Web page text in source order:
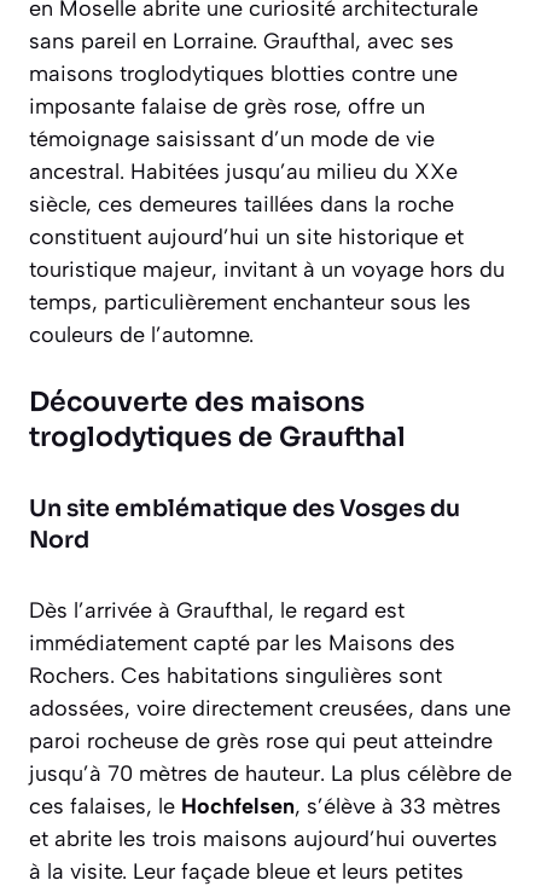
en Moselle abrite une curiosité architecturale
sans pareil en Lorraine. Graufthal, avec ses
maisons troglodytiques blotties contre une
imposante falaise de grès rose, offre un
témoignage saisissant d’un mode de vie
ancestral. Habitées jusqu’au milieu du XXe
siècle, ces demeures taillées dans la roche
constituent aujourd’hui un site historique et
touristique majeur, invitant à un voyage hors du
temps, particulièrement enchanteur sous les
couleurs de l’automne.
Découverte des maisons
troglodytiques de Graufthal
Un site emblématique des Vosges du
Nord
Dès l’arrivée à Graufthal, le regard est
immédiatement capté par les Maisons des
Rochers. Ces habitations singulières sont
adossées, voire directement creusées, dans une
paroi rocheuse de grès rose qui peut atteindre
jusqu’à 70 mètres de hauteur. La plus célèbre de
ces falaises, le Hochfelsen, s’élève à 33 mètres
et abrite les trois maisons aujourd’hui ouvertes
à la visite. Leur façade bleue et leurs petites